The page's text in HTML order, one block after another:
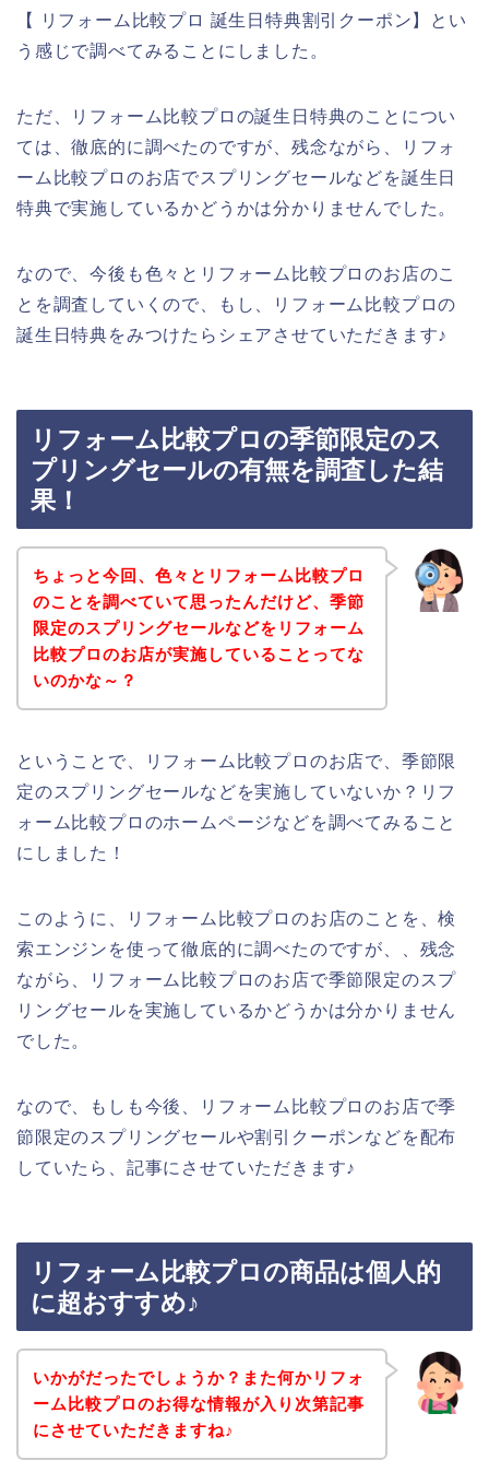
【 リフォーム比較プロ 誕生日特典割引クーポン】とい
う感じで調べてみることにしました。
ただ、リフォーム比較プロの誕生日特典のことについ
ては、徹底的に調べたのですが、残念ながら、リフォ
ーム比較プロのお店でスプリングセールなどを誕生日
特典で実施しているかどうかは分かりませんでした。
なので、今後も色々とリフォーム比較プロのお店のこ
とを調査していくので、もし、リフォーム比較プロの
誕生日特典をみつけたらシェアさせていただきます♪
リフォーム比較プロの季節限定のス
プリングセールの有無を調査した結
果！
ちょっと今回、色々とリフォーム比較プロ
のことを調べていて思ったんだけど、季節
限定のスプリングセールなどをリフォーム
比較プロのお店が実施していることってな
いのかな～？
ということで、リフォーム比較プロのお店で、季節限
定のスプリングセールなどを実施していないか？リフ
ォーム比較プロのホームページなどを調べてみること
にしました！
このように、リフォーム比較プロのお店のことを、検
索エンジンを使って徹底的に調べたのですが、、残念
ながら、リフォーム比較プロのお店で季節限定のスプ
リングセールを実施しているかどうかは分かりません
でした。
なので、もしも今後、リフォーム比較プロのお店で季
節限定のスプリングセールや割引クーポンなどを配布
していたら、記事にさせていただきます♪
リフォーム比較プロの商品は個人的
に超おすすめ♪
いかがだったでしょうか？また何かリフォ
ーム比較プロのお得な情報が入り次第記事
にさせていただきますね♪